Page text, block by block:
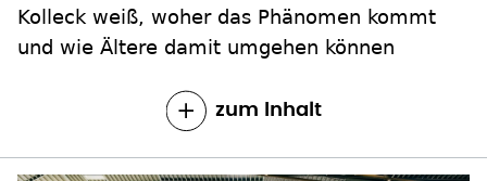
Kolleck weiß, woher das Phänomen kommt
und wie Ältere damit umgehen können
zum Inhalt